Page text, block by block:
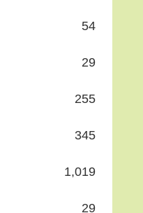
54
29
255
345
1,019
29